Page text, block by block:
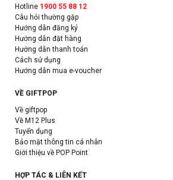
Hotline 1900 55 88 12
Câu hỏi thường gặp
Hướng dẫn đăng ký
Hướng dẫn đặt hàng
Hướng dẫn thanh toán
Cách sử dụng
Hướng dẫn mua e-voucher
VỀ GIFTPOP
Về giftpop
Về M12 Plus
Tuyển dụng
Bảo mật thông tin cá nhân
Giới thiệu về POP Point
HỢP TÁC & LIÊN KẾT